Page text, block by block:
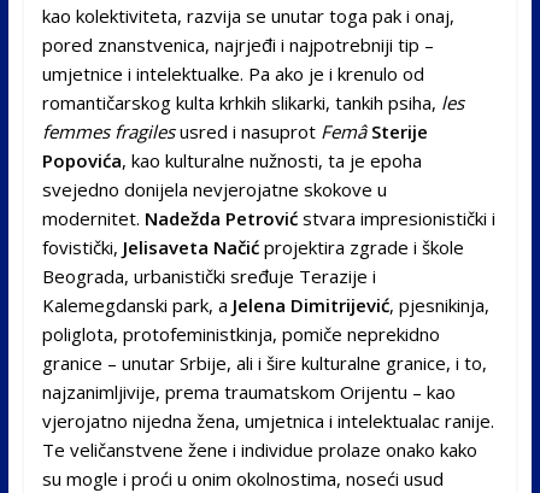
kao kolektiviteta, razvija se unutar toga pak i onaj,
pored znanstvenica, najrjeđi i najpotrebniji tip –
umjetnice i intelektualke. Pa ako je i krenulo od
romantičarskog kulta krhkih slikarki, tankih psiha, les
femmes fragilesusred i nasuprot Femâ Sterije
Popovića, kao kulturalne nužnosti, ta je epoha
svejedno donijela nevjerojatne skokove u
modernitet. Nadežda Petrovićstvara impresionistički i
fovistički, Jelisaveta Načićprojektira zgrade i škole
Beograda, urbanistički sređuje Terazije i
Kalemegdanski park, a Jelena Dimitrijević, pjesnikinja,
poliglota, protofeministkinja, pomiče neprekidno
granice – unutar Srbije, ali i šire kulturalne granice, i to,
najzanimljivije, prema traumatskom Orijentu – kao
vjerojatno nijedna žena, umjetnica i intelektualac ranije.
Te veličanstvene žene i individue prolaze onako kako
su mogle i proći u onim okolnostima, noseći usud